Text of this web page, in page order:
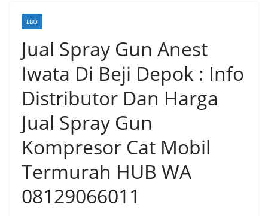
LBO
Jual Spray Gun Anest
Iwata Di Beji Depok : Info
Distributor Dan Harga
Jual Spray Gun
Kompresor Cat Mobil
Termurah HUB WA
08129066011